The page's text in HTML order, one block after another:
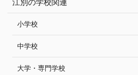
江別の学校関連
小学校
中学校
大学・専門学校